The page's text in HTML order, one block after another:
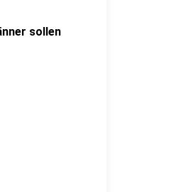
sollen